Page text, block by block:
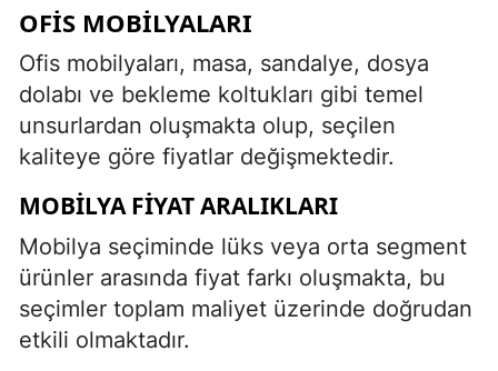
OFIS MOBILYALARI
Ofis mobilyaları, masa, sandalye, dosya
dolabı ve bekleme koltukları gibi temel
unsurlardan oluşmakta olup, seçilen
kaliteye göre fiyatlar değişmektedir.
MOBILYA FIYAT ARALIKLARI
Mobilya seçiminde lüks veya orta segment
ürünler arasında fiyat farkı oluşmakta, bu
seçimler toplam maliyet üzerinde doğrudan
etkili olmaktadır.